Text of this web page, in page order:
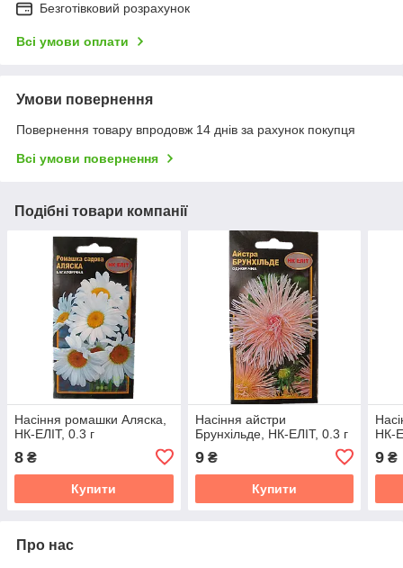
Безготівковий розрахунок
Всі умови оплати
Умови повернення
Повернення товару впродовж 14 днів за рахунок покупця
Всі умови повернення
Подібні товари компанії
Насіння ромашки Аляска,
НК-ЕЛІТ, 0.3 г
8 ₴
Купити
Насіння айстри
Брунхільде, НК-ЕЛІТ, 0.3 г
9₴
Купити
НК-
9 ₴
Про нас